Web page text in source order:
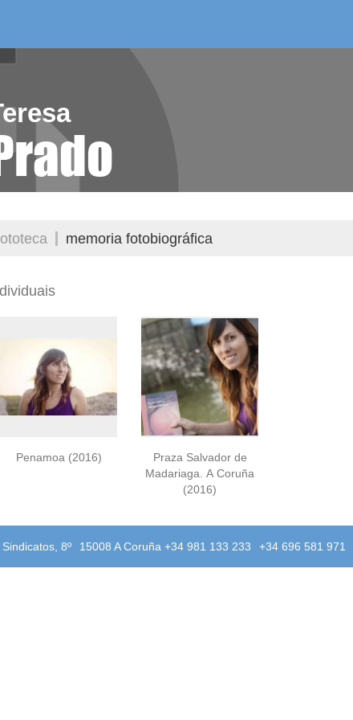
memoria fotobiográfica
Penamoa (2016)
Praza Salvador de
Madariaga. A Coruña
(2016)
8º 15008 A Coruña +34 981 133 233 +34 696 581 971